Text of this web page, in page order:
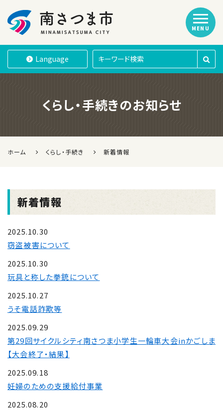
南さつま市
Language
MENU
くらし・手続きのお知らせ
ホーム くらし・手続き 新着情報
新着情報
2025.10.30
窃盗被害について
2025.10.30
玩具と称した拳銃について
2025.10.27
うそ電話詐欺等
2025.09.29
第29回サイクルシティ南さつま小学生一輪車大会inかごしま
【大会終了・結果】
2025.09.18
妊婦のための支援給付事業
2025.08.20